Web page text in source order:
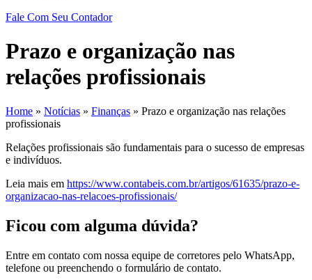
Fale Com Seu Contador
Prazo e organização nas
relações profissionais
Home » Notícias » Finanças » Prazo e organização nas relações
profissionais
Relações profissionais são fundamentais para o sucesso de empresas
e indivíduos.
Leia mais em https://www.contabeis.com.br/artigos/61635/prazo-e-
organizacao-nas-relacoes-profissionais/
Ficou com alguma dúvida?
Entre em contato com nossa equipe de corretores pelo WhatsApp,
telefone ou preenchendo o formulário de contato.